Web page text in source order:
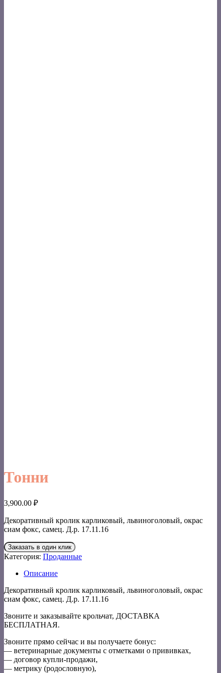
Тонни
3,900.00 ₽
Декоративный кролик карликовый, львиноголовый, окрас
сиам фокс, самец. Д.р. 17.11.16
Заказать в один клик
Категория: Проданные
Описание
Декоративный кролик карликовый, львиноголовый, окрас
сиам фокс, самец. Д.р. 17.11.16
Звоните и заказывайте крольчат, ДОСТАВКА
БЕСПЛАТНАЯ.
Звоните прямо сейчас и вы получаете бонус:
— ветеринарные документы с отметками о прививках,
— договор купли-продажи,
— метрику (родословную),